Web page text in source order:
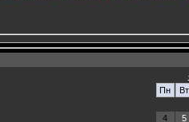
Пн
Вт
4
5